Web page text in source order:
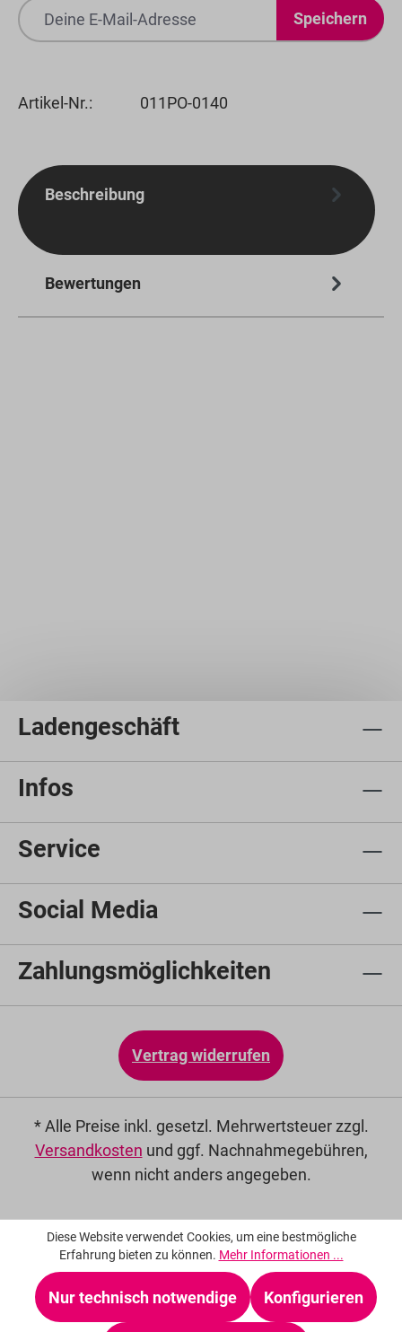
Speichern
Artikel-Nr.: 011PO-0140
Beschreibung
Bewertungen
Ladengeschäft
Infos
Service
Social Media
Zahlungsmöglichkeiten
Vertrag widerrufen
* Alle Preise inkl. gesetzl. Mehrwertsteuer zzgl.
Versandkosten und ggf. Nachnahmegebühren,
wenn nicht anders angegeben.
Diese Website verwendet Cookies, um eine bestmögliche
Erfahrung bieten zu können. Mehr Informationen ...
Nur technisch notwendige Konfigurieren